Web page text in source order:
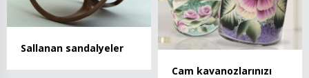
Sallanan sandalyeler
Cam kavanozlarınızı